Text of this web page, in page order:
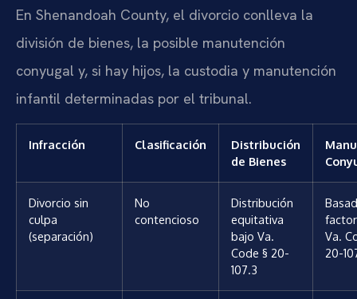
En Shenandoah County, el divorcio conlleva la
división de bienes, la posible manutención
conyugal y, si hay hijos, la custodia y manutención
infantil determinadas por el tribunal.
Infracción Clasificación
Distribución
de Bienes
Divorcio sin
culpa
(separación)
No
contencioso
Distribución
equitativa
bajo Va.
Code § 20-
107.3
Va.
20-